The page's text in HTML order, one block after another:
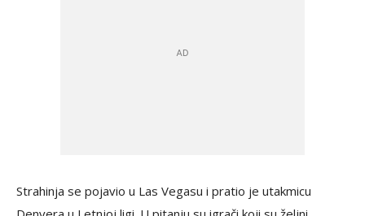
Strahinja se pojavio u Las Vegasu i pratio je utakmicu